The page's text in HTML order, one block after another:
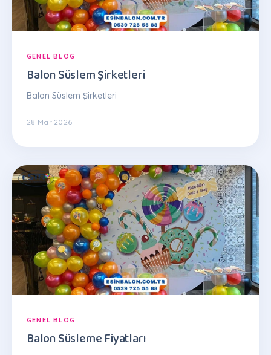
GENEL BLOG
Balon Süslem Şirketleri
Balon Süslem Şirketleri
28 Mar 2026
GENEL BLOG
Balon Süsleme Fiyatları